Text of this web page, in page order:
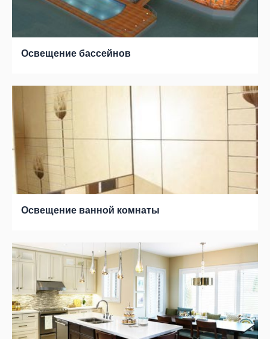
Освещение бассейнов
Освещение ванной комнаты